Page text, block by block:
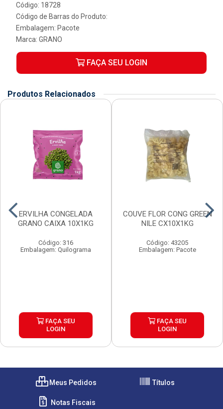
Código: 18728
Código de Barras do Produto:
Embalagem: Pacote
Marca: GRANO
FAÇA SEU LOGIN
Produtos Relacionados
ERVILHA CONGELADA
GRANO CAIXA 10X1KG
Código: 316
Embalagem: Quilograma
FAÇA SEU
LOGIN
COUVE FLOR CONG GREEN
NILE CX10X1KG
Código: 43205
Embalagem: Pacote
FAÇA SEU
LOGIN
Meus Pedidos Títulos
Notas Fiscais